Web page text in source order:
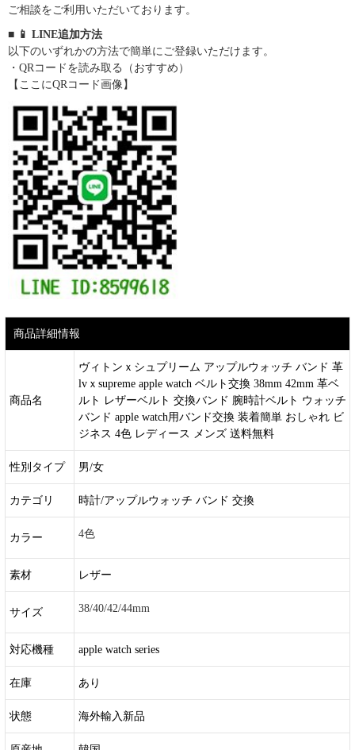
ご相談をご利用いただいております。
■ 📱 LINE追加方法
以下のいずれかの方法で簡単にご登録いただけます。
・QRコードを読み取る（おすすめ）
【ここにQRコード画像】
商品詳細情報
商品名
ヴィトンｘシュプリーム アップルウォッチ バンド 革
lvｘsupreme apple watch ベルト交換 38mm 42mm 革ベ
ルト レザーベルト 交換バンド 腕時計ベルト ウォッチ
バンド apple watch用バンド交換 装着簡単 おしゃれ ビ
ジネス 4色 レディース メンズ 送料無料
性別タイプ 男/女
カテゴリ 時計/アップルウォッチ バンド 交換
カラー 4色
素材 レザー
サイズ 38/40/42/44mm
対応機種 apple watch series
在庫 あり
状態 海外輸入新品